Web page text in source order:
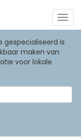
is
maken van
voor lokale